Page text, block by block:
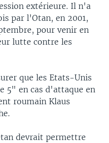
extérieure. Il n'a
par l'Otan, en 2001,
pour venir en
lutte contre les
que les Etats-Unis
5" en cas d'attaque en
roumain Klaus
devrait permettre